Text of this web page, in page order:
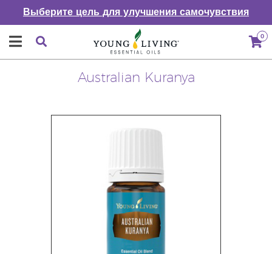
Выберите цель для улучшения самочувствия
0
Australian Kuranya